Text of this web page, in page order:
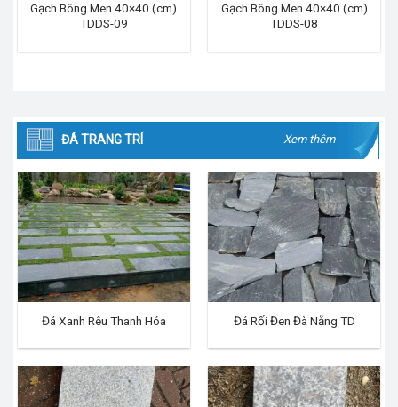
Gạch Bông Men 40×40 (cm)
TDDS-09
Gạch Bông Men 40×40 (cm)
TDDS-08
ĐÁ TRANG TRÍ Xem thêm
Đá Xanh Rêu Thanh Hóa Đá Rối Đen Đà Nẵng TD